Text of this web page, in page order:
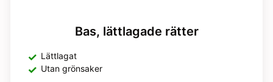
Bas, lättlagade rätter
Lättlagat
Utan grönsaker